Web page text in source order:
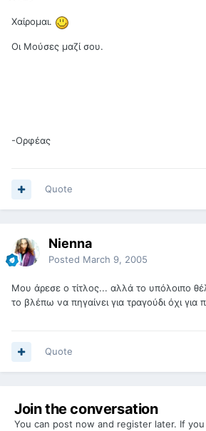
Χαίρομαι.
Οι Μούσες μαζί σου.
-Ορφέας
Quote
Nienna
Posted March 9, 2005
Μου άρεσε ο τίτλος... αλλά το υπόλοιπο
το βλέπω να πηγαίνει για τραγούδι όχι για
Quote
Join the conversation
You can post now and register later. If